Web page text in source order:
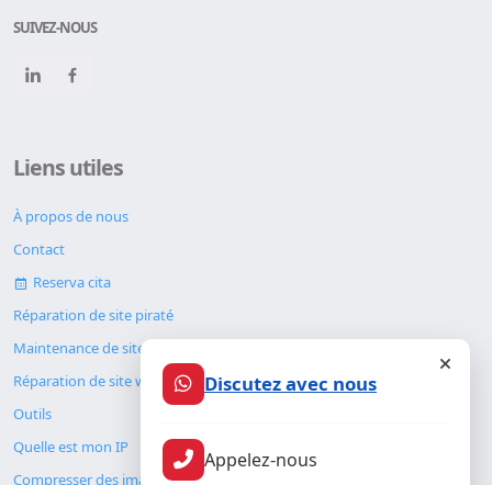
SUIVEZ-NOUS
Liens utiles
À propos de nous
Contact
Reserva cita
Réparation de site piraté
Maintenance de site web
Réparation de site web
Outils
Quelle est mon IP
Compresser des images
Discutez avec nous
Appelez-nous